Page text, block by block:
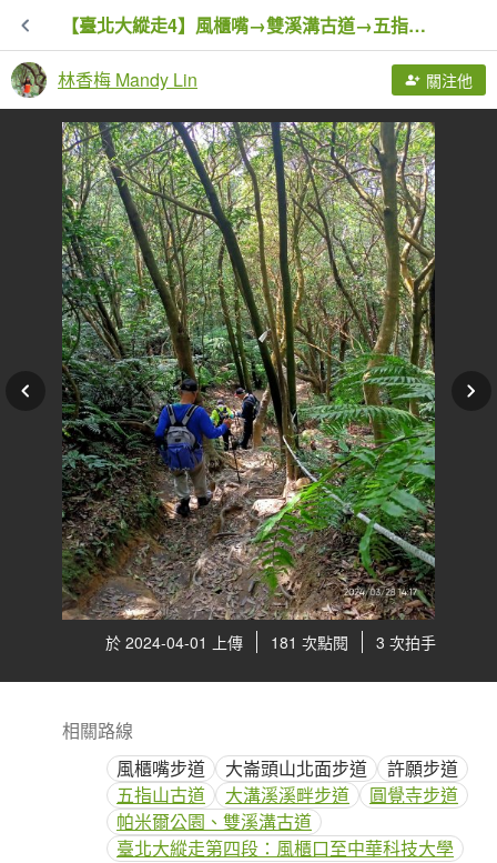
【臺北大縱走4】風櫃嘴→雙溪溝古道→五指山古道→大崙頭山北面步道→許願步道→圓覺寺步道→大溝溪→大湖
林香梅 Mandy Lin 關注他
於 2024-04-01 上傳 181 次點閱 3 次拍手
相關路線
風櫃嘴步道
大崙頭山北面步道
許願步道
五指山古道
大溝溪溪畔步道
圓覺寺步道
帕米爾公園、雙溪溝古道
臺北大縱走第四段：風櫃口至中華科技大學